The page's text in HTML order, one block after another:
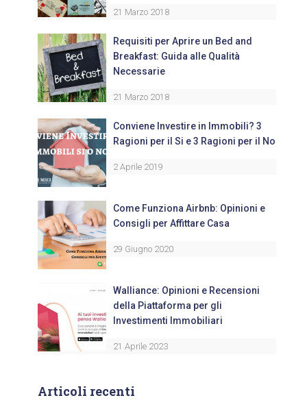
21 Marzo 2018
Requisiti per Aprire un Bed and
Breakfast: Guida alle Qualità
Necessarie
21 Marzo 2018
Conviene Investire in Immobili? 3
Ragioni per il Si e 3 Ragioni per il No
2 Aprile 2019
Come Funziona Airbnb: Opinioni e
Consigli per Affittare Casa
29 Giugno 2020
Walliance: Opinioni e Recensioni
della Piattaforma per gli
Investimenti Immobiliari
21 Aprile 2023
Articoli recenti